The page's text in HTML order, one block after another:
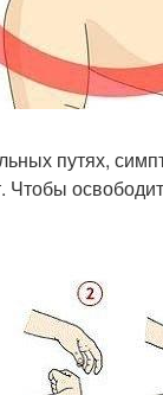
путях,
Чтобы